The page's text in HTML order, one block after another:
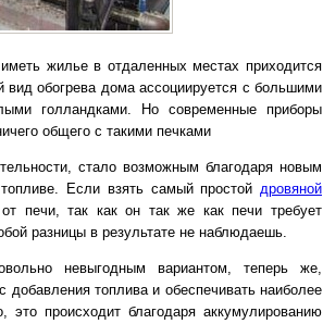
жилье в отдаленных местах приходится
вид обогрева дома ассоциируется с большими
голландками. Но современные приборы
общего с такими печками
стало возможным благодаря новым
Если взять самый простой дровяной
печи, так как он так же как печи требует
разницы в результате не наблюдаешь.
невыгодным вариантом, теперь же,
добавления топлива и обеспечивать наиболее
происходит благодаря аккумулированию